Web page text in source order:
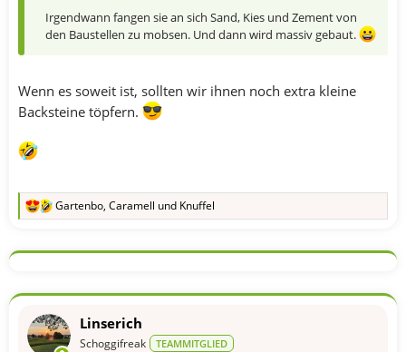
Irgendwann fangen sie an sich Sand, Kies und Zement von
den Baustellen zu mobsen. Und dann wird massiv gebaut.
Wenn es soweit ist, sollten wir ihnen noch extra kleine
Backsteine töpfern.
R
k
o
e
n
Gartenbo, Caramell und Knuffel
Linserich
Schoggifreak TEAMMITGLIED